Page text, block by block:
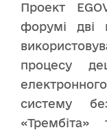
Проект
форумі дві
процесу
систему
«Трембіта»